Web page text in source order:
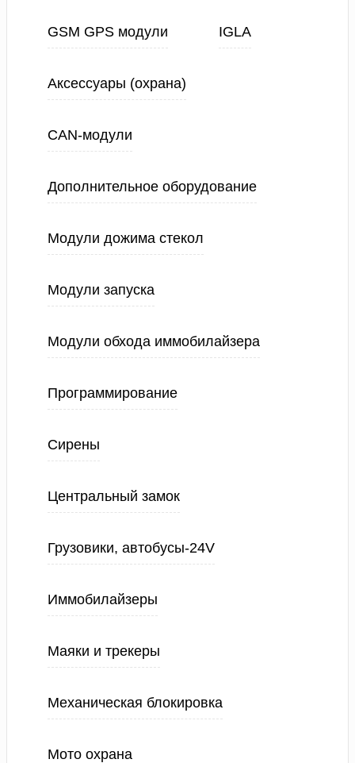
GSM GPS модули IGLA
Аксессуары (охрана)
CAN-модули
Дополнительное оборудование
Модули дожима стекол
Модули запуска
Модули обхода иммобилайзера
Программирование
Сирены
Центральный замок
Грузовики, автобусы-24V
Иммобилайзеры
Маяки и трекеры
Механическая блокировка
Мото охрана